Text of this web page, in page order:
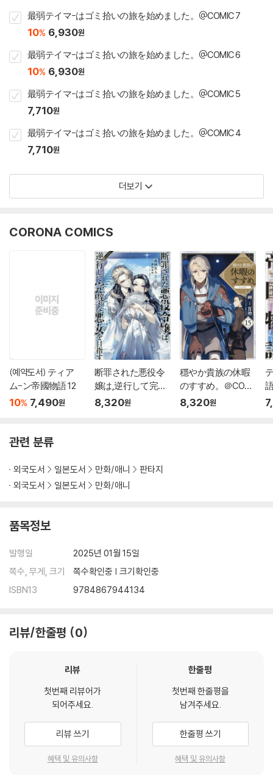
最弱テイマ-はゴミ拾いの旅を始めました。@COMIC 7
10% 6,930원
最弱テイマ-はゴミ拾いの旅を始めました。@COMIC 6
10% 6,930원
最弱テイマ-はゴミ拾いの旅を始めました。@COMIC 5
7,710원
最弱テイマ-はゴミ拾いの旅を始めました。@COMIC 4
7,710원
더보기
CORONA COMICS
(예약도서) ティア
ム-ン帝國物語 12
10% 7,490원
断罪された悪役令
嬢は,逆行して完璧
な悪女を目指す＠C
8,320원
穩やか貴族の休暇
のすすめ。＠COMI
C 15
8,320원
관련 분류
외국도서 일본도서 만화/애니
판타지
외국도서
일본도서 만화/애니
품목정보
발행일
2025년 01월 15일
쪽수, 무게, 크기
쪽수확인중 | 크기확인중
ISBN13
9784867944134
리뷰/한줄평 0
리뷰
첫번째 리뷰어가
되어주세요.
리뷰 쓰기
혜택 및 유의사항
한줄평
첫번째 한줄평을
남겨주세요.
한줄평 쓰기
혜택 및 유의사항